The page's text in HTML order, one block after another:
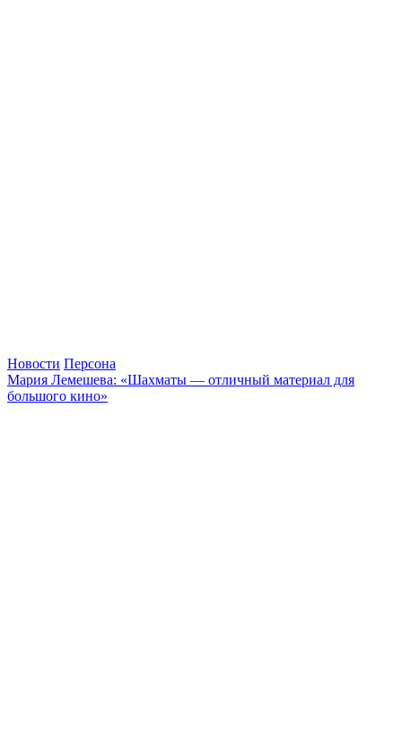
Новости Персона
Мария Лемешева: «Шахматы — отличный материал для
большого кино»